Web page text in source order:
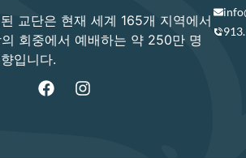
교단은 현재 세계 165개 지역에서
회중에서 예배하는 약 250만 명
입니다.